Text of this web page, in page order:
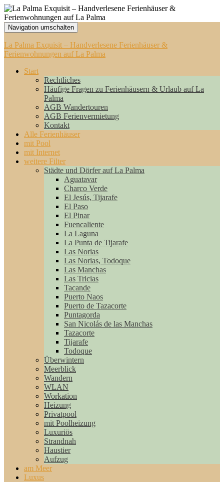
Navigation umschalten
La Palma Exquisit – Handverlesene Ferienhäuser &
Ferienwohnungen auf La Palma
Start
Rechtliches
Häufige Fragen zu Ferienhäusern & Urlaub auf La
Palma
AGB Wandertouren
AGB Ferienvermietung
Kontakt
Alle Ferienhäuser
mit Pool
mit Internet
weitere Filter
Städte und Dörfer auf La Palma
Aguatavar
Charco Verde
El Jesús, Tijarafe
El Paso
El Pinar
Fuencaliente
La Laguna
La Punta de Tijarafe
Las Norias
Las Norias, Todoque
Las Manchas
Las Tricias
Tacande
Puerto Naos
Puerto de Tazacorte
Puntagorda
San Nicolás de las Manchas
Tazacorte
Tijarafe
Todoque
Überwintern
Meerblick
Wandern
WLAN
Workation
Heizung
Privatpool
mit Poolheizung
Luxuriös
Strandnah
Haustier
Aufzug
am Meer
Luxus